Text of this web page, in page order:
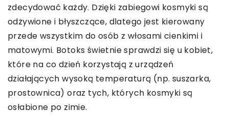
zdecydować każdy. Dzięki zabiegowi kosmyki są
odżywione i błyszczące, dlatego jest kierowany
przede wszystkim do osób z włosami cienkimi i
matowymi. Botoks świetnie sprawdzi się u kobiet,
które na co dzień korzystają z urządzeń
działających wysoką temperaturą (np. suszarka,
prostownica) oraz tych, których kosmyki są
osłabione po zimie.